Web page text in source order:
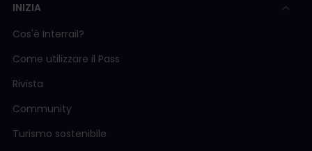
INIZIA
Cos'è Interrail?
Come utilizzare il Pass
Rivista
Community
Turismo sostenibile